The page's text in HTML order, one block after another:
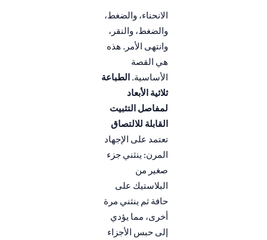
الانحناء، والضغط،
والضغط، والنقر،
وانتهى الأمر. هذه
هي القصة
الأساسية. الطباعة
ثلاثية الأبعاد
لمفاصل التثبيت
القابلة للالتصاق
تعتمد على الإجهاد
المرن: ينثني جزء
صغير من
البلاستيك على
حافة ثم ينثني مرة
أخرى، مما يؤدي
إلى حبس الأجزاء